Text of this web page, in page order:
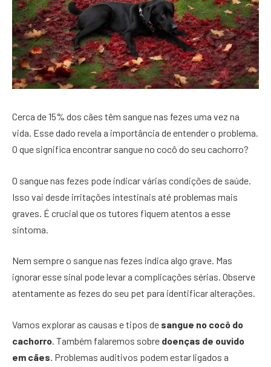
Cerca de 15% dos cães têm sangue nas fezes uma vez na
vida. Esse dado revela a importância de entender o problema.
O que significa encontrar sangue no cocô do seu cachorro?
O sangue nas fezes pode indicar várias condições de saúde.
Isso vai desde irritações intestinais até problemas mais
graves. É crucial que os tutores fiquem atentos a esse
sintoma.
Nem sempre o sangue nas fezes indica algo grave. Mas
ignorar esse sinal pode levar a complicações sérias. Observe
atentamente as fezes do seu pet para identificar alterações.
Vamos explorar as causas e tipos de sangue no cocô do
cachorro. Também falaremos sobre doenças de ouvido
em cães. Problemas auditivos podem estar ligados a